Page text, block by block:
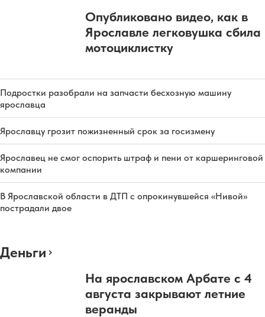
Опубликовано видео, как в
Ярославле легковушка сбила
мотоциклистку
Подростки разобрали на запчасти бесхозную машину
ярославца
Ярославцу грозит пожизненный срок за госизмену
Ярославец не смог оспорить штраф и пени от каршеринговой
компании
В Ярославской области в ДТП с опрокинувшейся «Нивой»
пострадали двое
Деньги
На ярославском Арбате с 4
августа закрывают летние
веранды